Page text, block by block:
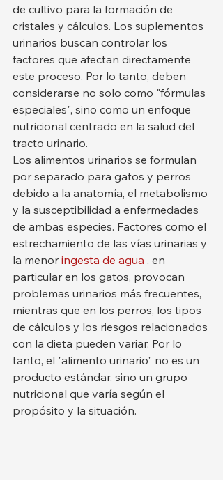
de cultivo para la formación de
cristales y cálculos. Los suplementos
urinarios buscan controlar los
factores que afectan directamente
este proceso. Por lo tanto, deben
considerarse no solo como "fórmulas
especiales", sino como un enfoque
nutricional centrado en la salud del
tracto urinario.
Los alimentos urinarios se formulan
por separado para gatos y perros
debido a la anatomía, el metabolismo
y la susceptibilidad a enfermedades
de ambas especies. Factores como el
estrechamiento de las vías urinarias y
la menor ingesta de agua , en
particular en los gatos, provocan
problemas urinarios más frecuentes,
mientras que en los perros, los tipos
de cálculos y los riesgos relacionados
con la dieta pueden variar. Por lo
tanto, el "alimento urinario" no es un
producto estándar, sino un grupo
nutricional que varía según el
propósito y la situación.